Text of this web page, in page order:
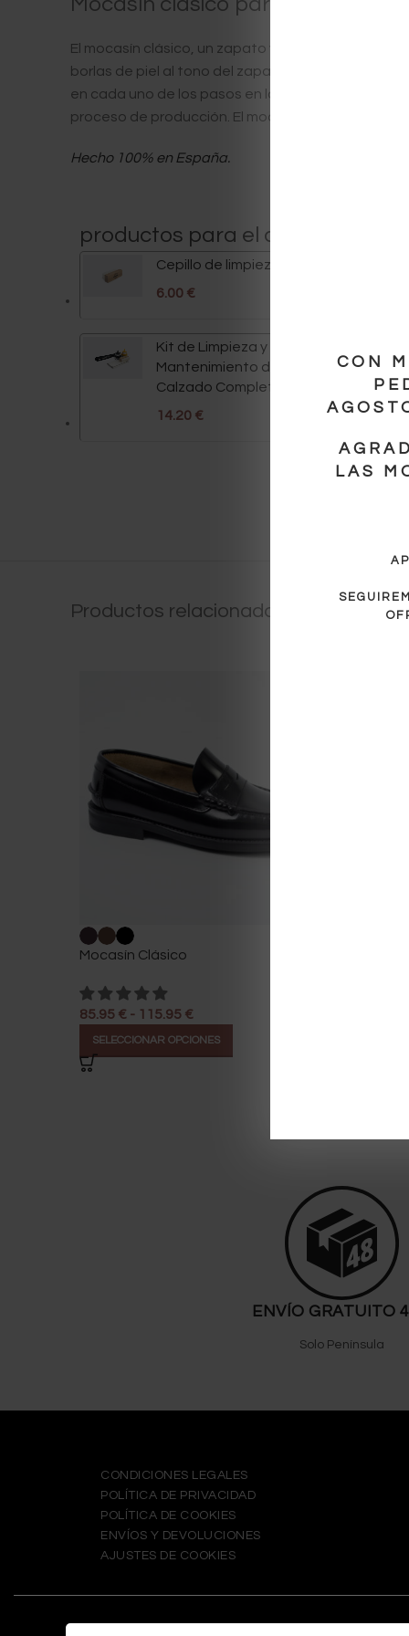
El mocasín clásico, un zapato versátil y
borlas de piel al tono del zapato en empeine.
en cada uno de los pasos en la elaboración de
proceso de producción. El mocasín clásico se
Hecho 100% en España.
productos para el cuidado de
Cepillo de limpieza suave
6.00 €
Kit de Limpieza y
Mantenimiento del
Calzado Completo
14.20 €
Productos relacionados
Mocasín Clásico
85.95 € - 115.95 €
SELECCIONAR OPCIONES
ENVÍO GRATUITO
Solo Península
CONDICIONES LEGALES
POLÍTICA DE PRIVACIDAD
POLÍTICA DE COOKIES
ENVÍOS Y DEVOLUCIONES
AJUSTES DE COOKIES
CON
LAS